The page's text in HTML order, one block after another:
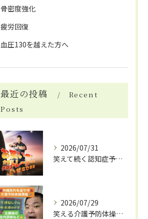
骨密度強化
疲労回復
血圧130を越えた方へ
最近の投稿
Recent
Posts
2026/07/31
笑えて続く認知症予防体操
2026/07/29
笑える介護予防体操で笑いと健康効果